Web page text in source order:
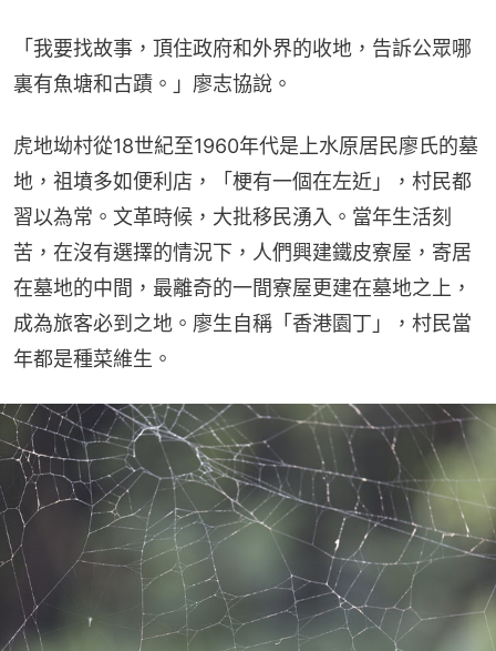
「我要找故事，頂住政府和外界的收地，告訴公眾哪
裏有魚塘和古蹟。」廖志協說。
虎地坳村從18世紀至1960年代是上水原居民廖氏的墓
地，祖墳多如便利店，「梗有一個在左近」，村民都
習以為常。文革時候，大批移民湧入。當年生活刻
苦，在沒有選擇的情況下，人們興建鐵皮寮屋，寄居
在墓地的中間，最離奇的一間寮屋更建在墓地之上，
成為旅客必到之地。廖生自稱「香港園丁」，村民當
年都是種菜維生。